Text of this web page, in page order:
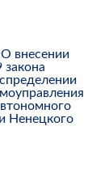
внесении
закона
Ненецкого